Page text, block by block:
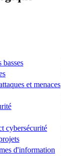
basses
et menaces
cybersécurité
d'information